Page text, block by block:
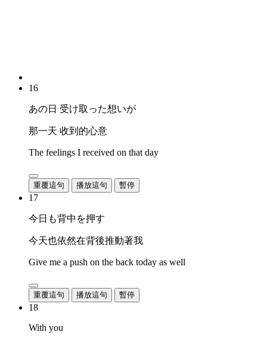
16
あの日 受け取った想いが
那一天 收到的心意
The feelings I received on that day
重覆這句 播放這句 暫停
17
今日も背中を押す
今天也依然在背後推動著我
Give me a push on the back today as well
重覆這句 播放這句 暫停
18
With you